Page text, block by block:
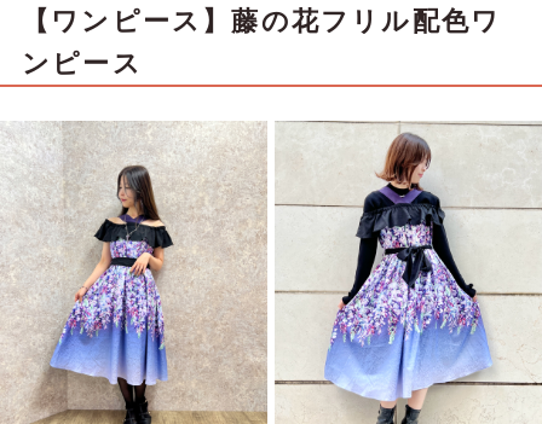
【ワンピース】藤の花フリル配色ワ
ンピース